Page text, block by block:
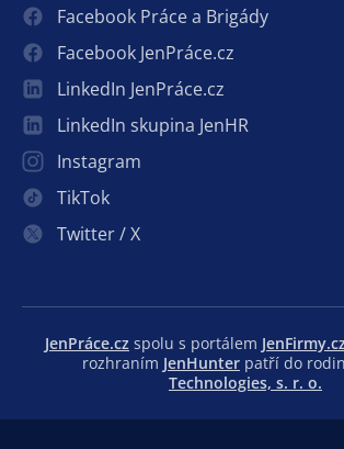
Facebook Práce a Brigády
Facebook JenPráce.cz
LinkedIn JenPráce.cz
LinkedIn skupina JenHR
Instagram
TikTok
Twitter / X
JenPráce.cz spolu s portálem
rozhraním JenHunter patří do
Technologies, s. r. o.